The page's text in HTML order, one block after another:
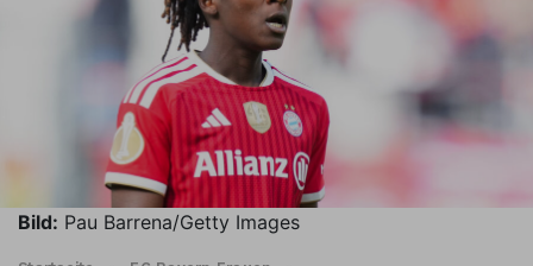
Bild: Pau Barrena/Getty Images